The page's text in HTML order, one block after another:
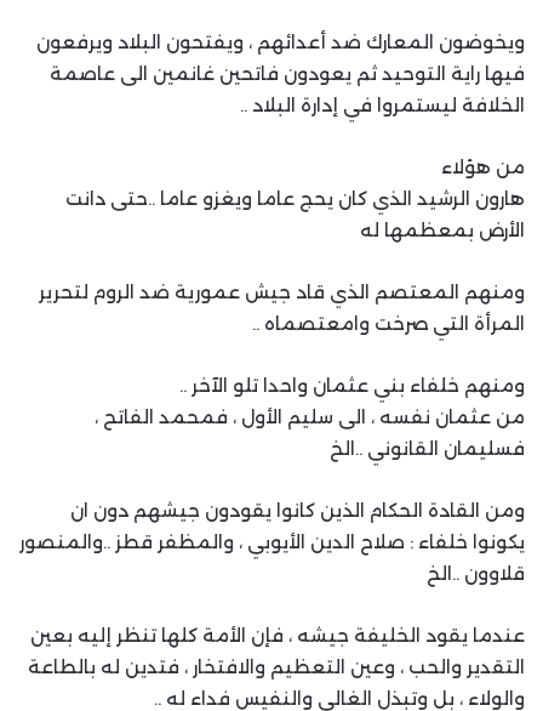
ويخوضون المعارك ضد أعدائهم ، ويفتحون البلاد ويرفعون
فيها راية التوحيد ثم يعودون فاتحين غانمين الى عاصمة
الخلافة ليستمروا في إدارة البلاد ..
من هؤلاء
هارون الرشيد الذي كان يحج عاما ويغزو عاما ..حتى دانت
الأرض بمعظمها له
ومنهم المعتصم الذي قاد جيش عمورية ضد الروم لتحرير
المرأة التي صرخت وامعتصماه ..
ومنهم خلفاء بني عثمان واحدا تلو الآخر ..
من عثمان نفسه ، الى سليم الأول ، فمحمد الفاتح ،
فسليمان القانوني ..الخ
ومن القادة الحكام الذين كانوا يقودون جيشهم دون ان
يكونوا خلفاء : صلاح الدين الأيوبي ، والمظفر قطز ..والمنصور
قلاوون ..الخ
عندما يقود الخليفة جيشه ، فإن الأمة كلها تنظر إليه بعين
التقدير والحب ، وعين التعظيم والافتخار ، فتدين له بالطاعة
والولاء ، بل وتبذل الغالي والنفيس فداء له ..